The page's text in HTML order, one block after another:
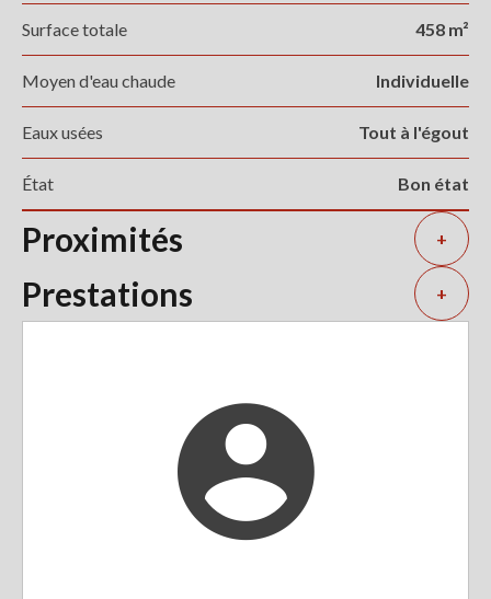
Surface totale 458 m²
Moyen d'eau chaude Individuelle
Eaux usées Tout à l'égout
État Bon état
Proximités +
Prestations +